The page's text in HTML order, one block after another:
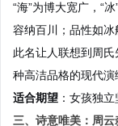
“海”为博大宽广，“
容纳百川；品性如
此名让人联想到周
种高洁品格的现代
适合期望 ：女孩独
三、诗意唯美：周